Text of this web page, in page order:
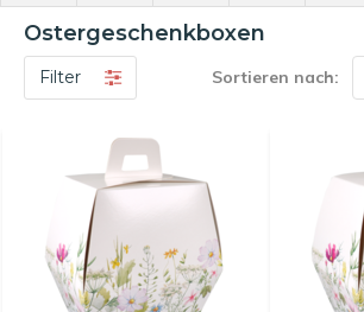
Ostergeschenkboxen
Filter Sortieren nach: